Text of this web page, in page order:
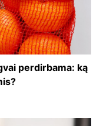
perdirbama: ką